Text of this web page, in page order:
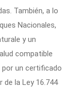
También, a lo
Nacionales,
y un
compatible
por un certificado
de la Ley 16.744